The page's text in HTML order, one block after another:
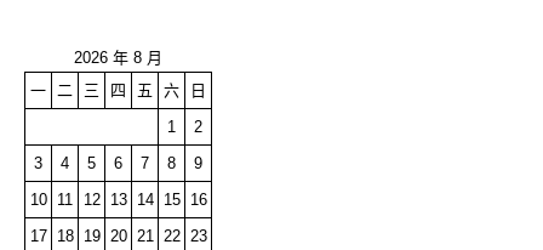
2026 年 8 月
一
二 三 四 五 六
日
1
2
3
4 5 6 7 8
9
10
11 12 13 14 15
16
17
18 19 20 21 22
23